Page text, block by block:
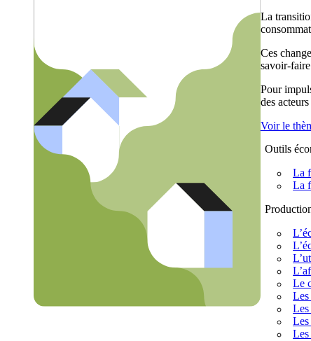
La
Ces
savoir-
Pour
des
Voir le
Outils
La
La
Le
Les
Les
Les